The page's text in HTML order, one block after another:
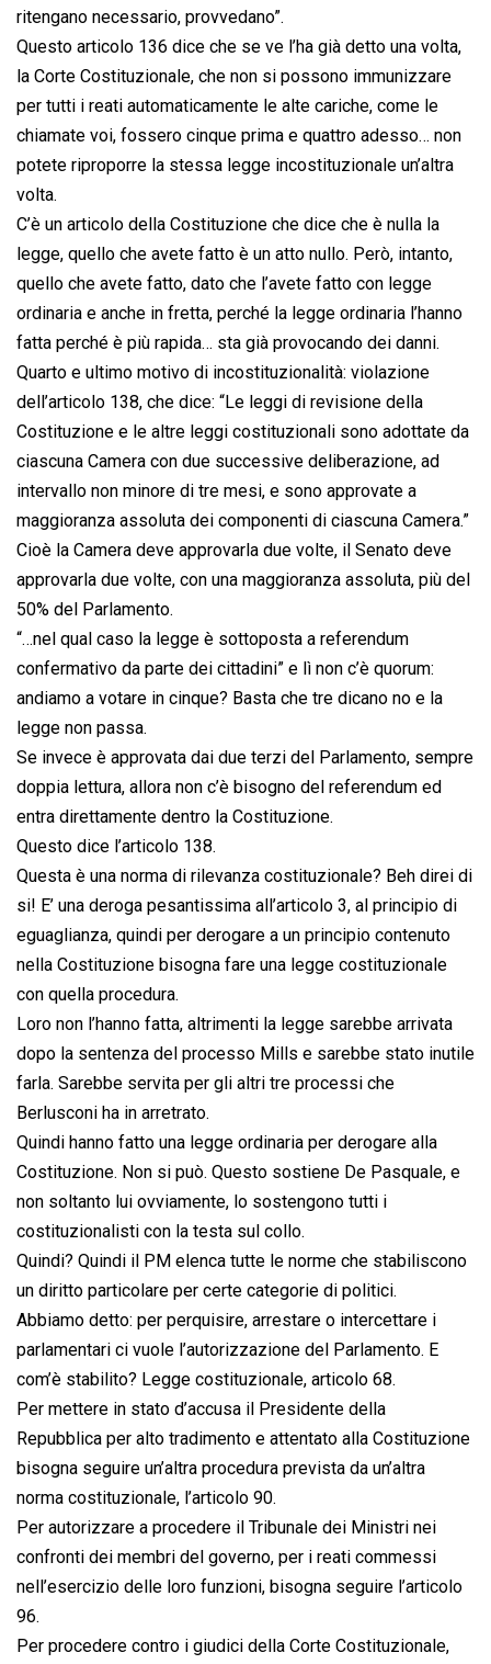
ritengano necessario, provvedano”.
Questo articolo 136 dice che se ve l’ha già detto una volta,
la Corte Costituzionale, che non si possono immunizzare
per tutti i reati automaticamente le alte cariche, come le
chiamate voi, fossero cinque prima e quattro adesso… non
potete riproporre la stessa legge incostituzionale un’altra
volta.
C’è un articolo della Costituzione che dice che è nulla la
legge, quello che avete fatto è un atto nullo. Però, intanto,
quello che avete fatto, dato che l’avete fatto con legge
ordinaria e anche in fretta, perché la legge ordinaria l’hanno
fatta perché è più rapida… sta già provocando dei danni.
Quarto e ultimo motivo di incostituzionalità: violazione
dell’articolo 138, che dice: “Le leggi di revisione della
Costituzione e le altre leggi costituzionali sono adottate da
ciascuna Camera con due successive deliberazione, ad
intervallo non minore di tre mesi, e sono approvate a
maggioranza assoluta dei componenti di ciascuna Camera.”
Cioè la Camera deve approvarla due volte, il Senato deve
approvarla due volte, con una maggioranza assoluta, più del
50% del Parlamento.
“…nel qual caso la legge è sottoposta a referendum
confermativo da parte dei cittadini” e lì non c’è quorum:
andiamo a votare in cinque? Basta che tre dicano no e la
legge non passa.
Se invece è approvata dai due terzi del Parlamento, sempre
doppia lettura, allora non c’è bisogno del referendum ed
entra direttamente dentro la Costituzione.
Questo dice l’articolo 138.
Questa è una norma di rilevanza costituzionale? Beh direi di
si! E’ una deroga pesantissima all’articolo 3, al principio di
eguaglianza, quindi per derogare a un principio contenuto
nella Costituzione bisogna fare una legge costituzionale
con quella procedura.
Loro non l’hanno fatta, altrimenti la legge sarebbe arrivata
dopo la sentenza del processo Mills e sarebbe stato inutile
farla. Sarebbe servita per gli altri tre processi che
Berlusconi ha in arretrato.
Quindi hanno fatto una legge ordinaria per derogare alla
Costituzione. Non si può. Questo sostiene De Pasquale, e
non soltanto lui ovviamente, lo sostengono tutti i
costituzionalisti con la testa sul collo.
Quindi? Quindi il PM elenca tutte le norme che stabiliscono
un diritto particolare per certe categorie di politici.
Abbiamo detto: per perquisire, arrestare o intercettare i
parlamentari ci vuole l’autorizzazione del Parlamento. E
com’è stabilito? Legge costituzionale, articolo 68.
Per mettere in stato d’accusa il Presidente della
Repubblica per alto tradimento e attentato alla Costituzione
bisogna seguire un’altra procedura prevista da un’altra
norma costituzionale, l’articolo 90.
Per autorizzare a procedere il Tribunale dei Ministri nei
confronti dei membri del governo, per i reati commessi
nell’esercizio delle loro funzioni, bisogna seguire l’articolo
96.
Per procedere contro i giudici della Corte Costituzionale,